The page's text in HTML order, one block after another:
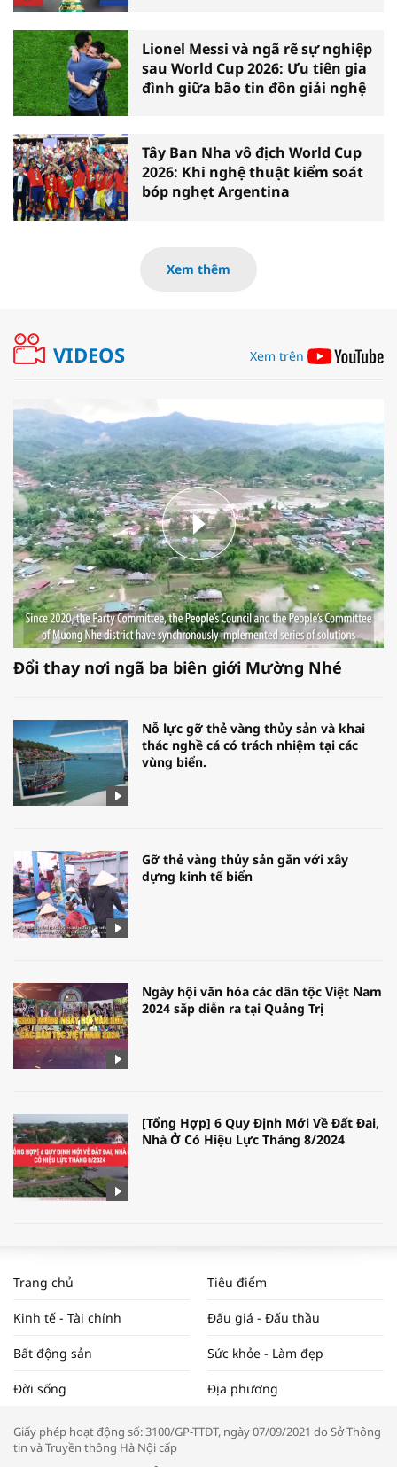
Lionel Messi và ngã rẽ sự nghiệp
sau World Cup 2026: Ưu tiên gia
đình giữa bão tin đồn giải nghệ
Tây Ban Nha vô địch World Cup
2026: Khi nghệ thuật kiểm soát
bóp nghẹt Argentina
Xem thêm
VIDEOS Xem trên
Đổi thay nơi ngã ba biên giới Mường Nhé
Nỗ lực gỡ thẻ vàng thủy sản và khai
thác nghề cá có trách nhiệm tại các
vùng biển.
Gỡ thẻ vàng thủy sản gắn với xây
dựng kinh tế biển
Ngày hội văn hóa các dân tộc Việt Nam
2024 sắp diễn ra tại Quảng Trị
[Tổng Hợp] 6 Quy Định Mới Về Đất Đai,
Nhà Ở Có Hiệu Lực Tháng 8/2024
ĐẬP THỊ TRƯỜNG #62
Tọa đàm “Xúc tiến thương mại: Khơi
Trang chủ Tiêu điểm
Kinh tế - Tài chính Đấu giá - Đấu thầu
Bất động sản Sức khỏe - Làm đẹp
Đời sống Địa phương
Giấy phép hoạt động số: 3100/GP-TTĐT, ngày 07/09/2021 do Sở Thông
tin và Truyền thông Hà Nội cấp